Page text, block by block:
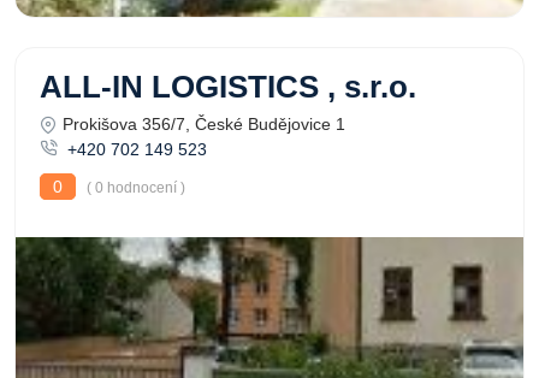
ALL-IN LOGISTICS , s.r.o.
Prokišova 356/7, České Budějovice 1
+420 702 149 523
0
( 0 hodnocení )